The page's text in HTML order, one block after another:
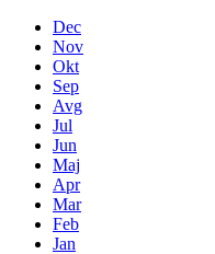
Dec
Nov
Okt
Sep
Avg
Jul
Jun
Maj
Apr
Mar
Feb
Jan